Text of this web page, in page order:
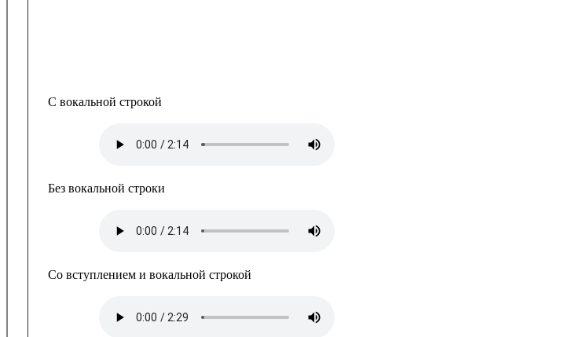
С вокальной строкой
Без вокальной строки
Со вступлением и вокальной строкой